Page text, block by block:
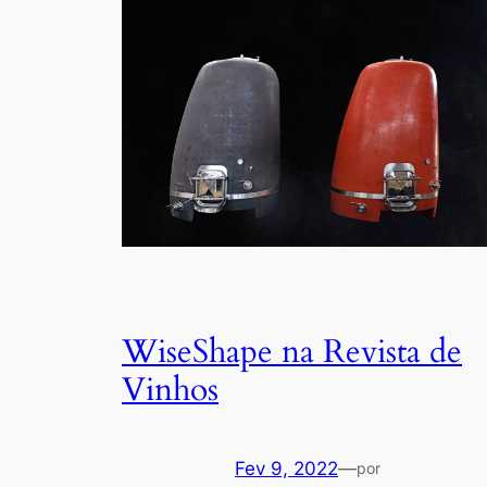
WiseShape na Revista de
Vinhos
Fev 9, 2022—por